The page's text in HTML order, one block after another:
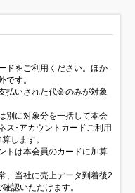
ドをご利用ください。ほか
です。
払いされた代金のみが対象
別に対象分を一括して本会
ス･アカウントカードご利用
します。
トは本会員のカードに加算
、当社に売上データ到着後2
認いただけます。